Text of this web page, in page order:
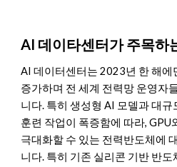
AI 데이타센터가 주목하
AI 데이터센터는 2023년 한 해에
증가하며 전 세계 전력망 운영자
니다. 특히 생성형 AI 모델과 대규
훈련 작업이 폭증함에 따라, GPU
극대화할 수 있는 전력반도체에
니다. 특히 기존 실리콘 기반 반